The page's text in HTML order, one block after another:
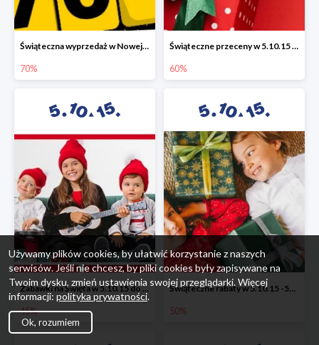
Świąteczna wyprzedaż w Nowej Erze - National Geographic Learning -70%
70%
Świąteczne przeceny w 5.10.15 - wszystkie ubrania -60%
60%
Zabawki na Święta w 5.10.15 do -45%
45%
Świąteczne rabaty w 5.10.15 -50%
50%
Używamy plików cookies, by ułatwić korzystanie z naszych
serwisów. Jeśli nie chcesz, by pliki cookies były zapisywane na
Twoim dysku, zmień ustawienia swojej przeglądarki. Więcej
informacji: polityka prywatności.
Ok, rozumiem